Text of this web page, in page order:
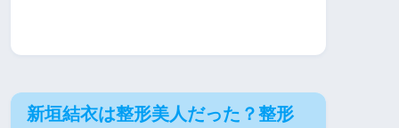
新垣結衣は整形美人だった？整形